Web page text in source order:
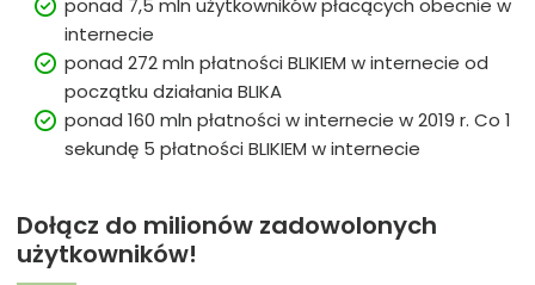
ponad 7,5 mln użytkowników płacących obecnie w
internecie
ponad 272 mln płatności BLIKIEM w internecie od
początku działania BLIKA
ponad 160 mln płatności w internecie w 2019 r. Co 1
sekundę 5 płatności BLIKIEM w internecie
Dołącz do milionów zadowolonych
użytkowników!